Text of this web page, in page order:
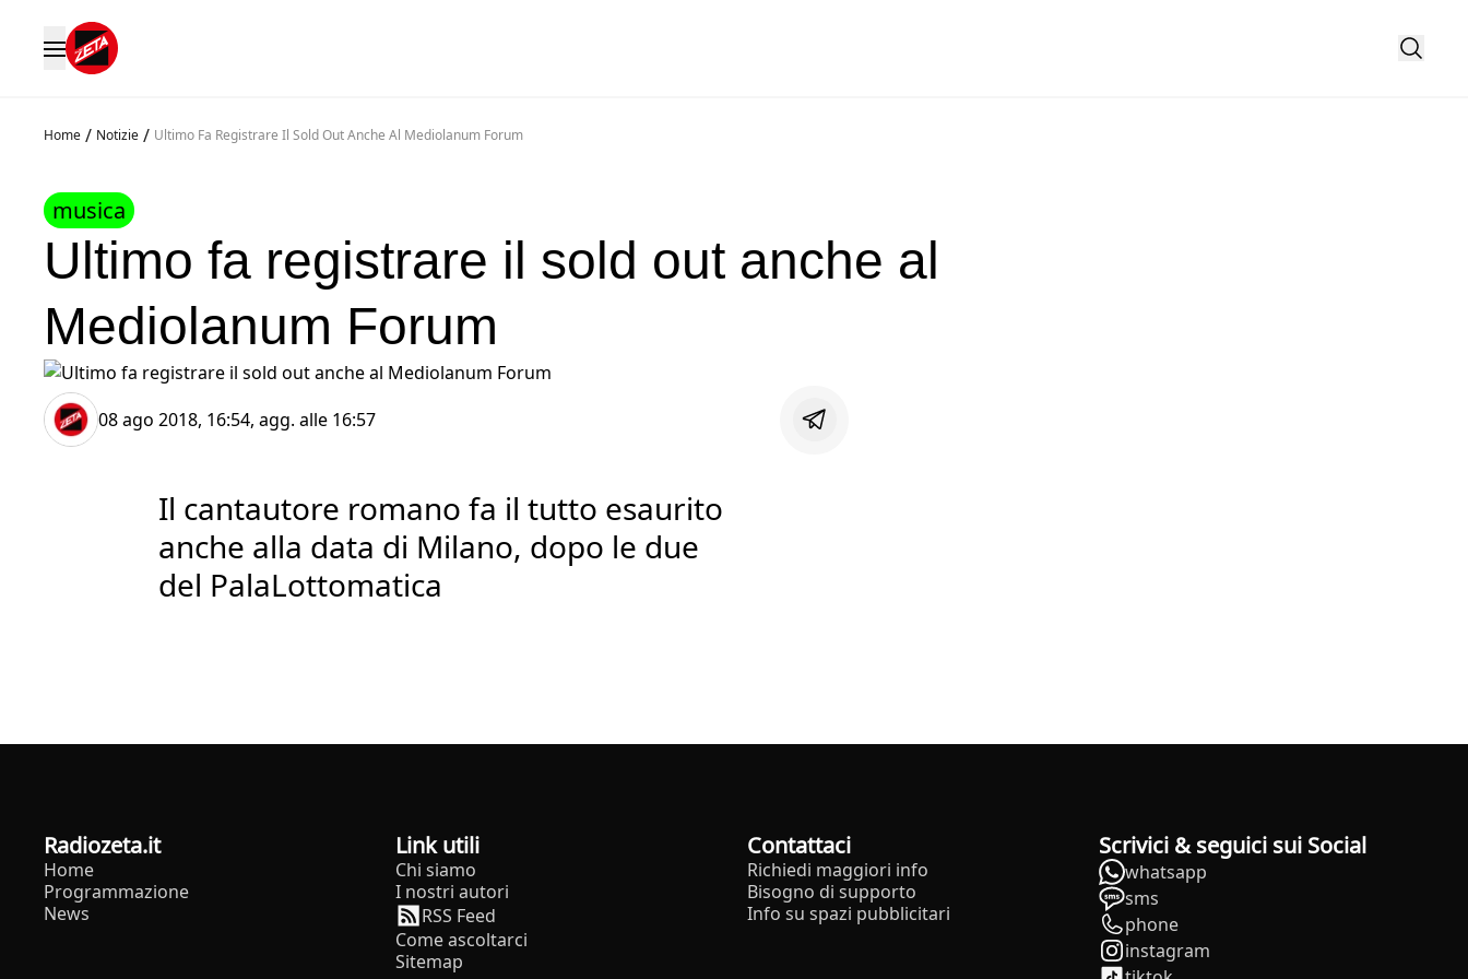
Home / Notizie / Ultimo Fa Registrare Il Sold Out Anche Al Mediolanum Forum
musica
Ultimo fa registrare il sold out anche al
Mediolanum Forum
08 ago 2018, 16:54, agg. alle 16:57
Il cantautore romano fa il tutto esaurito
anche alla data di Milano, dopo le due
del PalaLottomatica
radiozeta.it
Home
Programmazione
News
Link utili
Chi siamo
I nostri autori
RSS Feed
Come ascoltarci
Sitemap
Contattaci
Richiedi maggiori info
Bisogno di supporto
Info su spazi pubblicitari
Scrivici & seguici sui Social
whatsapp
sms
phone
instagram